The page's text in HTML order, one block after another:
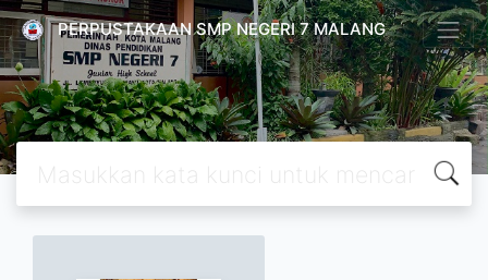
PERPUSTAKAAN SMP NEGERI 7 MALANG